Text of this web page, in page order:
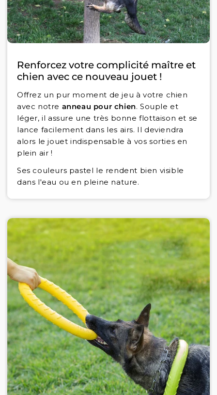
Renforcez votre complicité maître et
chien avec ce nouveau jouet !
Offrez un pur moment de jeu à votre chien
avec notre anneau pour chien. Souple et
léger, il assure une très bonne flottaison et se
lance facilement dans les airs. Il deviendra
alors le jouet indispensable à vos sorties en
plein air !
Ses couleurs pastel le rendent bien visible
dans l'eau ou en pleine nature.